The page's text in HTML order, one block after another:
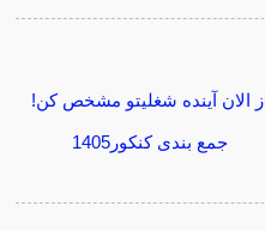
از الان آینده شغلیتو مشخص کن!
جمع بندی کنکور1405